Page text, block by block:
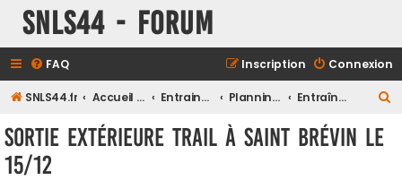
SNLS44 - Forum
FAQ Connexion
Inscription
SNLS44.fr Accueil du forum Entrainements Planning des entrainements Club Entraînements Running
Sortie extérieure Trail à Saint Brévin le
15/12